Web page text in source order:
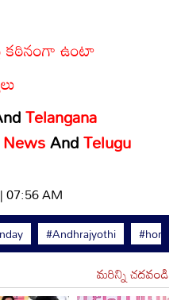
కఠినంగా ఉంటా
Telangana
AndTelugu
07:56 AM
#Andhrajyothi
మరిన్ని చదవండి